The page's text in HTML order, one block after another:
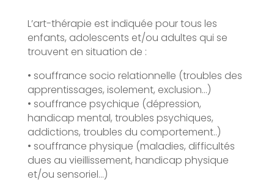
L’art-thérapie est indiquée pour tous les
enfants, adolescents et/ou adultes qui se
trouvent en situation de :
• souffrance socio relationnelle (troubles des
apprentissages, isolement, exclusion…)
• souffrance psychique (dépression,
handicap mental, troubles psychiques,
addictions, troubles du comportement..)
• souffrance physique (maladies, difficultés
dues au vieillissement, handicap physique
et/ou sensoriel…)